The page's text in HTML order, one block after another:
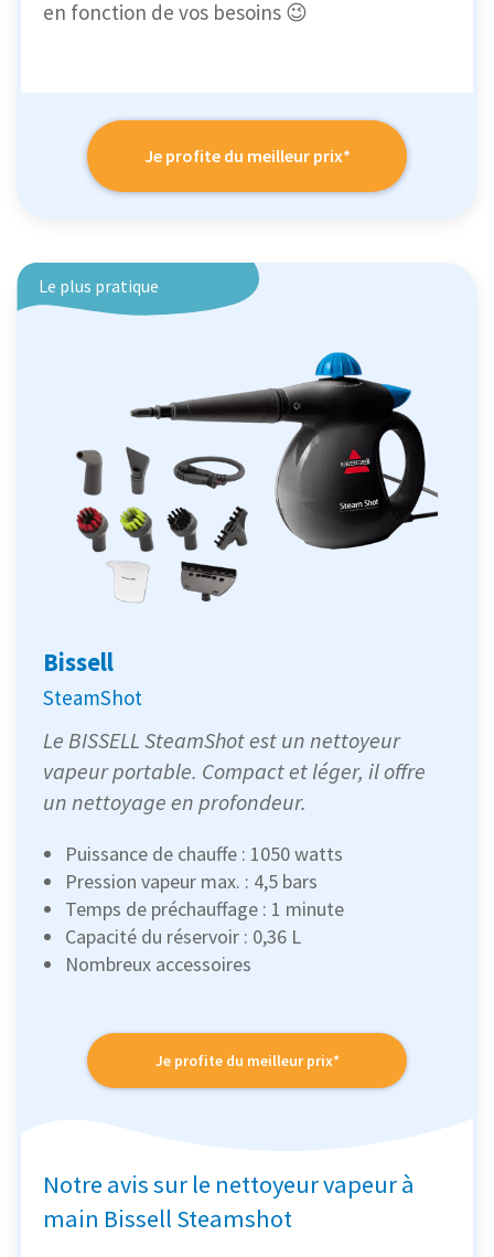
en fonction de vos besoins 😉
Je profite du meilleur prix*
Le plus pratique
Bissell
SteamShot
Le BISSELL SteamShot est un nettoyeur
vapeur portable. Compact et léger, il offre
un nettoyage en profondeur.
Puissance de chauffe : 1050 watts
Pression vapeur max. : 4,5 bars
Temps de préchauffage : 1 minute
Capacité du réservoir : 0,36 L
Nombreux accessoires
Je profite du meilleur prix*
Notre avis sur le nettoyeur vapeur à
main Bissell Steamshot